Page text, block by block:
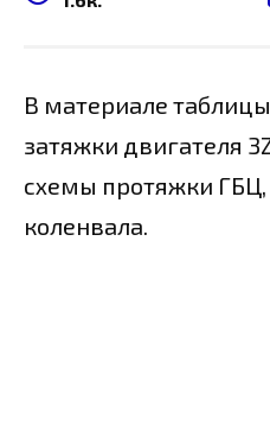
В материале
затяжки двигателя
схемы протяжки
коленвала.